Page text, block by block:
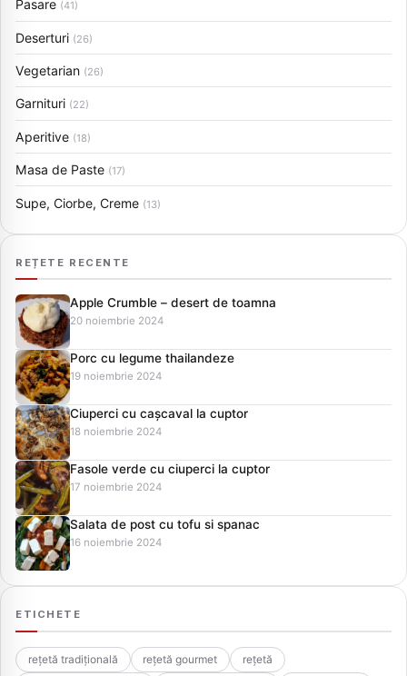
Pasare (41)
Deserturi (26)
Vegetarian (26)
Garnituri (22)
Aperitive (18)
Masa de Paste (17)
Supe, Ciorbe, Creme (13)
REȚETE RECENTE
Apple Crumble – desert de toamna
20 noiembrie 2024
Porc cu legume thailandeze
19 noiembrie 2024
Ciuperci cu cașcaval la cuptor
18 noiembrie 2024
Fasole verde cu ciuperci la cuptor
17 noiembrie 2024
Salata de post cu tofu si spanac
16 noiembrie 2024
ETICHETE
rețetă tradițională rețetă gourmet rețetă